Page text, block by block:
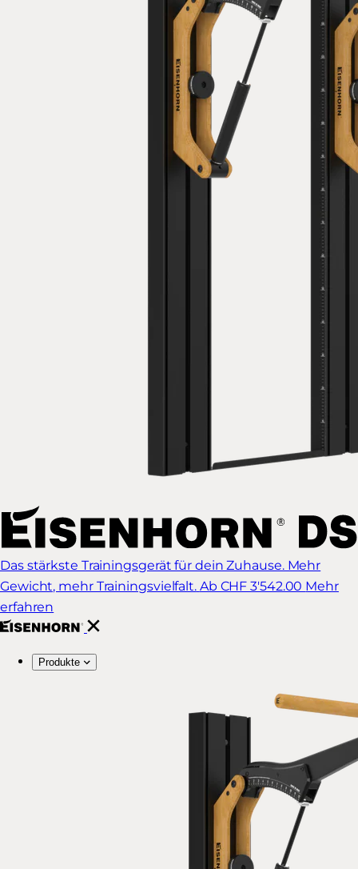
Das stärkste Trainingsgerät für dein Zuhause. Mehr
Gewicht, mehr Trainingsvielfalt. Ab CHF 3'542.00 Mehr
erfahren
Produkte